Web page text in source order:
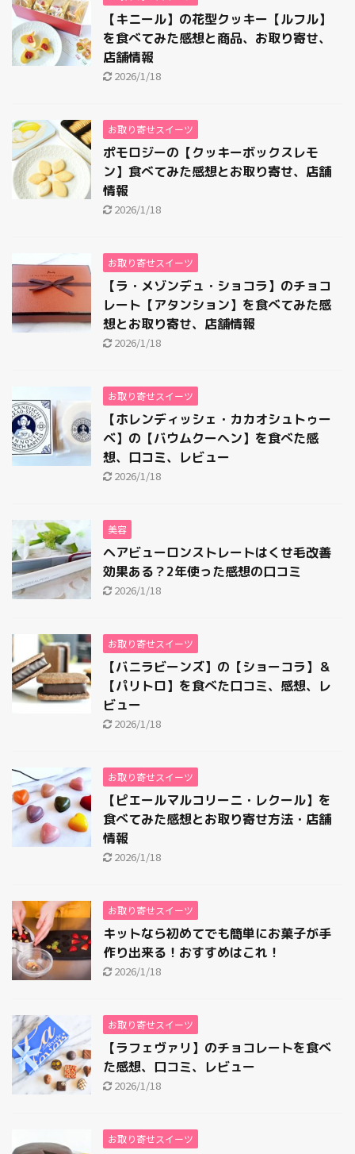
【キニール】の花型クッキー【ルフル】
を食べてみた感想と商品、お取り寄せ、
店舗情報
2026/1/18
お取り寄せスイーツ
ポモロジーの【クッキーボックスレモ
ン】食べてみた感想とお取り寄せ、店舗
情報
2026/1/18
お取り寄せスイーツ
【ラ・メゾンデュ・ショコラ】のチョコ
レート【アタンション】を食べてみた感
想とお取り寄せ、店舗情報
2026/1/18
お取り寄せスイーツ
【ホレンディッシェ・カカオシュトゥー
ベ】の【バウムクーヘン】を食べた感
想、口コミ、レビュー
2026/1/18
美容
ヘアビューロンストレートはくせ毛改善
効果ある？2年使った感想の口コミ
2026/1/18
お取り寄せスイーツ
【バニラビーンズ】の【ショーコラ】＆
【パリトロ】を食べた口コミ、感想、レ
ビュー
2026/1/18
お取り寄せスイーツ
【ピエールマルコリーニ・レクール】を
食べてみた感想とお取り寄せ方法・店舗
情報
2026/1/18
お取り寄せスイーツ
キットなら初めてでも簡単にお菓子が手
作り出来る！おすすめはこれ！
2026/1/18
お取り寄せスイーツ
【ラフェヴァリ】のチョコレートを食べ
た感想、口コミ、レビュー
2026/1/18
お取り寄せスイーツ